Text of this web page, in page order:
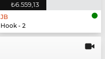
₺6.559,13
JB
Hook - 2